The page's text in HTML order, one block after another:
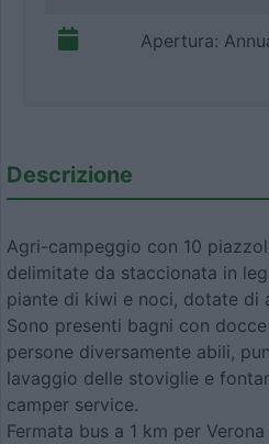
Apertura:
Descrizione
Agri-campeggio con 10
delimitate da staccionata in
piante di kiwi e noci, dotate di
Sono presenti bagni con
persone diversamente abili,
lavaggio delle stoviglie e
camper service.
Fermata bus a 1 km per